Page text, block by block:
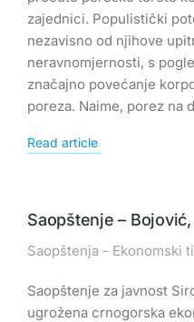
zajednici. Populistički
nezavisno od njihove
neravnomjernosti, s
značajno povećanje
poreza. Naime, porez na
Read article
Saopštenje –
Saopštenja - Ekonomski
Saopštenje za javnost
ugrožena crnogorska